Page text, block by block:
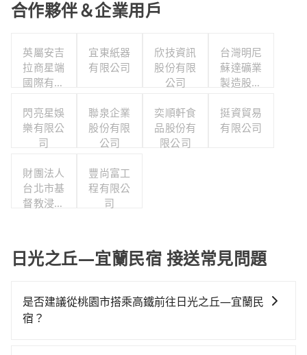
合作夥伴＆企業用戶
英屬安吉
拉商星端
國際有限
分公司
宜東紙器
有限公司
欣技資訊
股份有限
公司
台灣明尼
蘇達礦業
製造股份
閃亮星娛
樂有限公
司
聯泉企業
股份有限
公司
奕順軒食
品股份有
限公司
挺資貿易
有限公司
財團法人
台北市基
督教浸信
豐尚富工
程有限公
司
日光之丘—宜蘭民宿 接送常見問題
是否建議從桃園市搭乘高鐵前往日光之丘—宜蘭民
宿？